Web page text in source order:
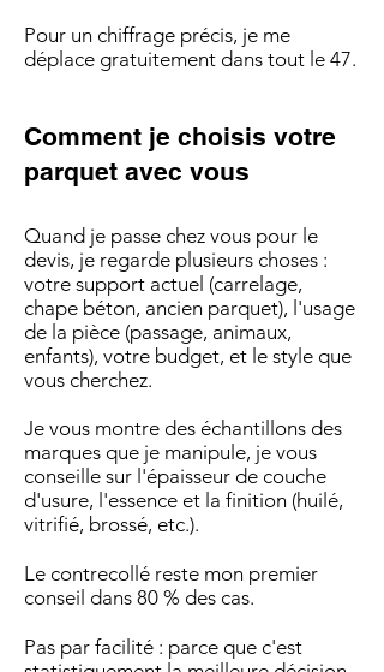
Pour un chiffrage précis, je me
déplace gratuitement dans tout le 47.
Comment je choisis votre
parquet avec vous
Quand je passe chez vous pour le
devis, je regarde plusieurs choses :
votre support actuel (carrelage,
chape béton, ancien parquet), l'usage
de la pièce (passage, animaux,
enfants), votre budget, et le style que
vous cherchez.
Je vous montre des échantillons des
marques que je manipule, je vous
conseille sur l'épaisseur de couche
d'usure, l'essence et la finition (huilé,
vitrifié, brossé, etc.).
Le contrecollé reste mon premier
conseil dans 80 % des cas.
Pas par facilité : parce que c'est